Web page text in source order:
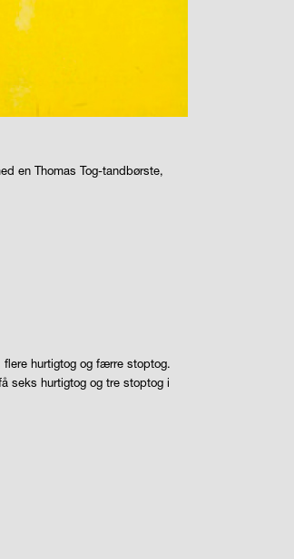
en Thomas Tog-tandbørste,
hurtigtog og færre stoptog.
seks hurtigtog og tre stoptog i